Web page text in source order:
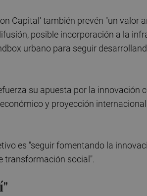
Capital' también prevén "un valor
posible incorporación a la
urbano para seguir
su apuesta por la innovación
y proyección
es "seguir fomentando la
transformación social".